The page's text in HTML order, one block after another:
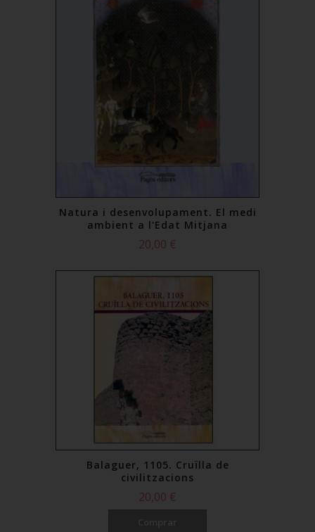
Natura i desenvolupament. El medi
ambient a l'Edat Mitjana
20,00 €
Balaguer, 1105. Cruïlla de
civilitzacions
20,00 €